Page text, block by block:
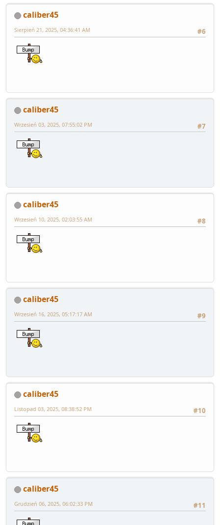
caliber45
#6
Sierpień 21, 2025, 04:36:41 AM
caliber45
#7
Wrzesień 03, 2025, 07:55:02 PM
caliber45
#8
Wrzesień 10, 2025, 02:03:55 AM
caliber45
#9
Wrzesień 16, 2025, 05:17:17 AM
caliber45
#10
Listopad 03, 2025, 08:38:52 PM
caliber45
#11
Grudzień 06, 2025, 06:02:33 PM